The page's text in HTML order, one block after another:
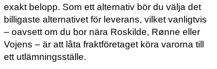
exakt belopp. Som ett alternativ bör du välja det
billigaste alternativet för leverans, vilket vanligtvis
– oavsett om du bor nära Roskilde, Rønne eller
Vojens – är att låta fraktföretaget köra varorna till
ett utlämningsställe.